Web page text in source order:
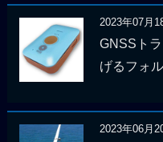
2023年07月
GNSSト
げるフォ
2023年06月